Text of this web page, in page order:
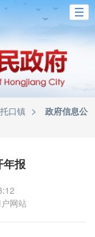
托口镇 >
政府信息公
年报
网站